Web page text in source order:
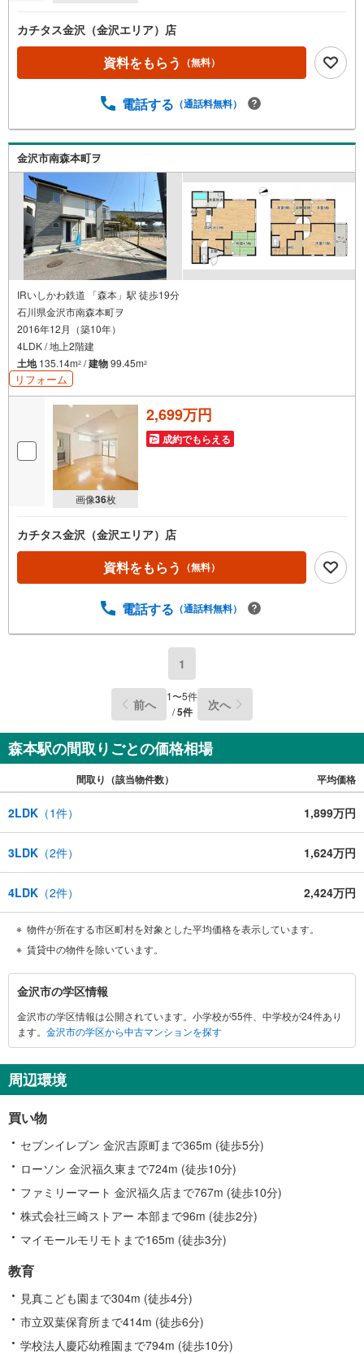
カチタス金沢（金沢エリア）店
資料をもらう （無料）
電話する （通話料無料）
金沢市南森本町ヲ
IRいしかわ鉄道 「森本」駅 徒歩19分
石川県金沢市南森本町ヲ
2016年12月（築10年）
4LDK / 地上2階建
土地135.14m2 /建物99.45m2
リフォーム
画像36枚
2,699万円
成約でもらえる
カチタス金沢（金沢エリア）店
資料をもらう （無料）
電話する （通話料無料）
1
前へ 1〜5件
/5件 次へ
森本駅の間取りごとの価格相場
間取り（該当物件数） 平均価格
2LDK （1件） 1,899万円
3LDK （2件） 1,624万円
4LDK （2件） 2,424万円
物件が所在する市区町村を対象とした平均価格を表示しています。
賃貸中の物件を除いています。
金
沢
市
に
す
る
報
金沢市の学区情報
金沢市の学区情報は公開されています。小学校が55件、中学校が24件あり
ます。 金沢市の学区から中古マンションを探す
周辺環境
買い物
セブンイレブン 金沢吉原町まで365m (徒歩5分)
ローソン 金沢福久東まで724m (徒歩10分)
ファミリーマート 金沢福久店まで767m (徒歩10分)
株式会社三崎ストアー 本部まで96m (徒歩2分)
マイモールモリモトまで165m (徒歩3分)
教育
見真こども園まで304m (徒歩4分)
市立双葉保育所まで414m (徒歩6分)
学校法人慶応幼稚園まで794m (徒歩10分)